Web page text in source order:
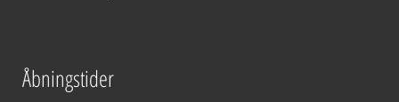
Åbningstider